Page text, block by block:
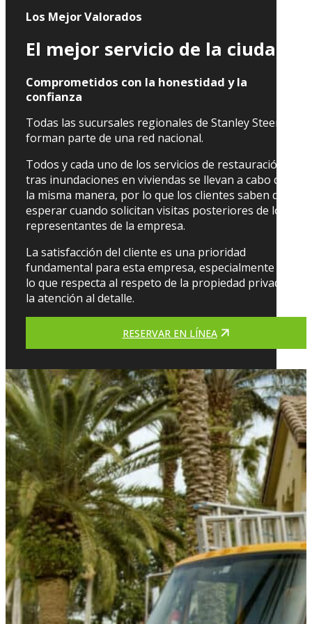
Los Mejor Valorados
El mejor servicio de la ciudad
Comprometidos con la honestidad y la
confianza
Todas las sucursales regionales de Stanley Steemer
forman parte de una red nacional.
Todos y cada uno de los servicios de restauración
tras inundaciones en viviendas se llevan a cabo de
la misma manera, por lo que los clientes saben qué
esperar cuando solicitan visitas posteriores de los
representantes de la empresa.
La satisfacción del cliente es una prioridad
fundamental para esta empresa, especialmente en
lo que respecta al respeto de la propiedad privada y
la atención al detalle.
RESERVAR EN LÍNEA